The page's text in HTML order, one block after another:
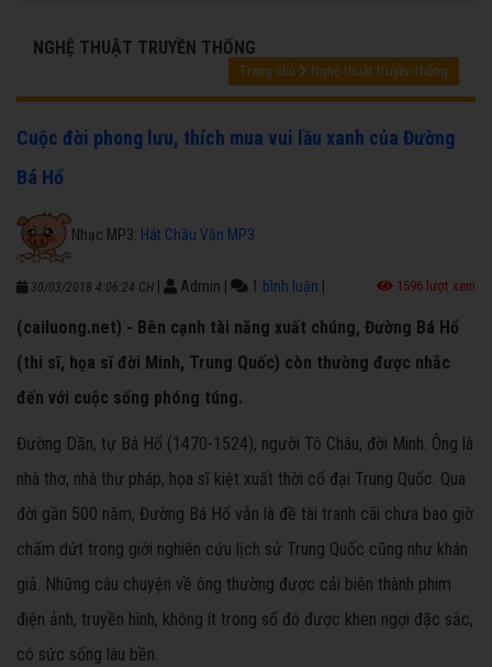
NGHỆ THUẬT TRUYỀN THỐNG
Trang chủ Nghệ thuật truyền thống
Cuộc đời phong lưu, thích mua vui lầu xanh của Đường
Bá Hổ
Nhạc MP3: Hát Chầu Văn MP3
30/03/2018 4:06:24 CH Admin 1 bình luận 1596 lượt xem
(cailuong.net) - Bên cạnh tài năng xuất chúng, Đường Bá Hổ
(thi sĩ, họa sĩ đời Minh, Trung Quốc) còn thường được nhắc
đến với cuộc sống phóng túng.
Đường Dần, tự Bá Hổ (1470-1524), người Tô Châu, đời Minh. Ông là
nhà thơ, nhà thư pháp, họa sĩ kiệt xuất thời cổ đại Trung Quốc. Qua
đời gần 500 năm, Đường Bá Hổ vẫn là đề tài tranh cãi chưa bao giờ
chấm dứt trong giới nghiên cứu lịch sử Trung Quốc cũng như khán
giả. Những câu chuyện về ông thường được cải biên thành phim
điện ảnh, truyền hình, không ít trong số đó được khen ngợi đặc sắc,
có sức sống lâu bền.